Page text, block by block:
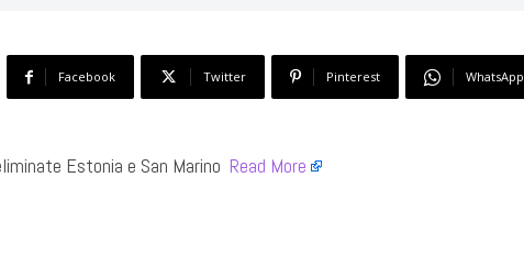
Facebook Twitter Pinterest WhatsApp
Estonia e San Marino Read More